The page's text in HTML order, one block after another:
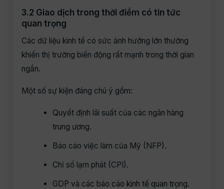
3.2 Giao dịch trong thời điểm có tin tức
quan trọng
Các dữ liệu kinh tế có sức ảnh hưởng lớn thường
khiến thị trường biến động rất mạnh trong thời gian
ngắn.
Một số sự kiện đáng chú ý gồm:
Quyết định lãi suất của các ngân hàng
trung ương.
Báo cáo việc làm của Mỹ (NFP).
Chỉ số lạm phát (CPI).
GDP và các báo cáo kinh tế quan trọng.